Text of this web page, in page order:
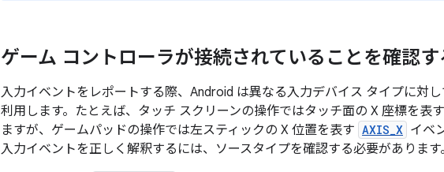
ゲーム コントローラが接続されていることを確認す
入力イベントをレポートする際、Android は異なる入力デバイス タイプに対
利用します。たとえば、タッチ スクリーンの操作ではタッチ面の X 座標を表
ますが、ゲームパッドの操作では左スティックの X 位置を表す AXIS_X イベ
入力イベントを正しく解釈するには、ソースタイプを確認する必要があります